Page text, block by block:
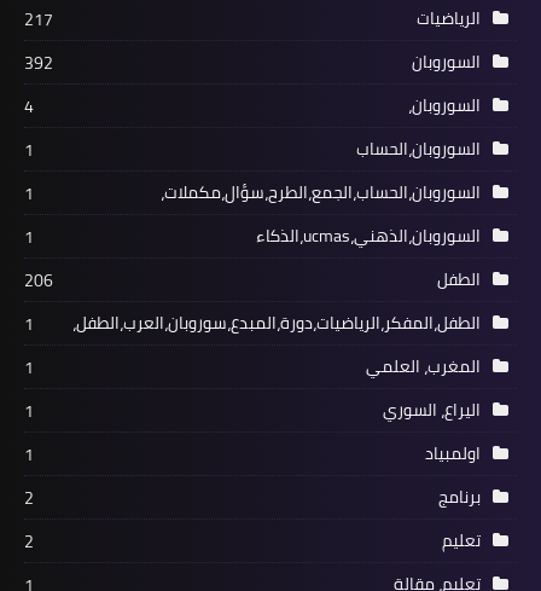
الرياضيات
217
السوروبان
392
السوروبان،
4
السوروبان،الحساب
1
السوروبان،الحساب،الجمع،الطرح،سؤال،مكملات،
1
السوروبان،الذهني،ucmas،الذكاء
1
الطفل
206
الطفل،المفكر،الرياضيات،دورة،المبدع،سوروبان،العرب،الطفل،
1
المغرب، العلمي
1
اليراع، السوري
1
اولمبياد
1
برنامج
2
تعليم
2
تعليم، مقالة